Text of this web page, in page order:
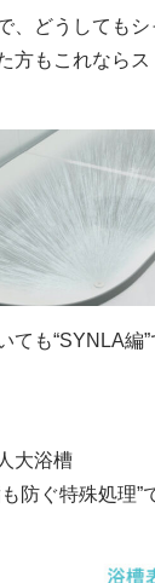
、どうしても
方もこれならス
ても“SYNLA編
大浴槽
防ぐ特殊処理”